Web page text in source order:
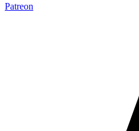
Patreon